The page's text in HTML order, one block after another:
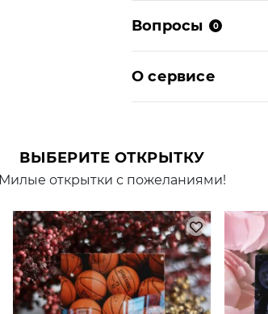
Вопросы 0
О сервисе
ВЫБЕРИТЕ ОТКРЫТКУ
Милые открытки с пожеланиями!